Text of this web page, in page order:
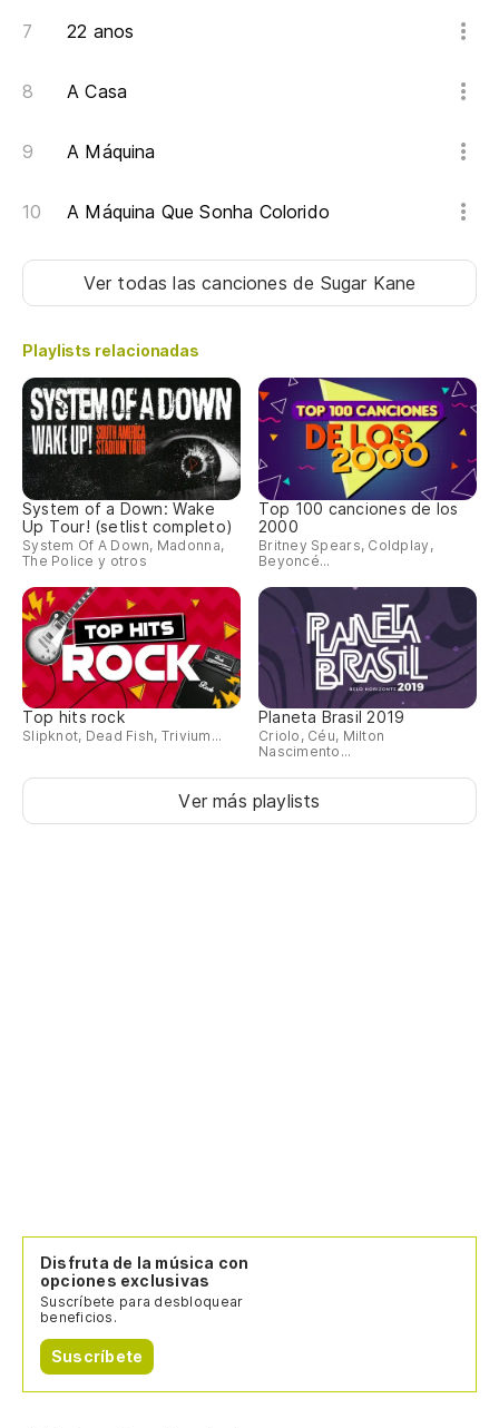
22 anos
A Casa
A Máquina
A Máquina Que Sonha Colorido
Ver todas las canciones de Sugar Kane
Playlists relacionadas
System of a Down: Wake
Up Tour! (setlist completo)
System Of A Down, Madonna,
The Police y otros
Top 100 canciones de los
2000
Britney Spears, Coldplay,
Beyoncé...
Top hits rock
Slipknot, Dead Fish, Trivium...
Planeta Brasil 2019
Criolo, Céu, Milton
Nascimento...
Ver más playlists
Disfruta de la música con
opciones exclusivas
Suscríbete para desbloquear
beneficios.
Suscríbete